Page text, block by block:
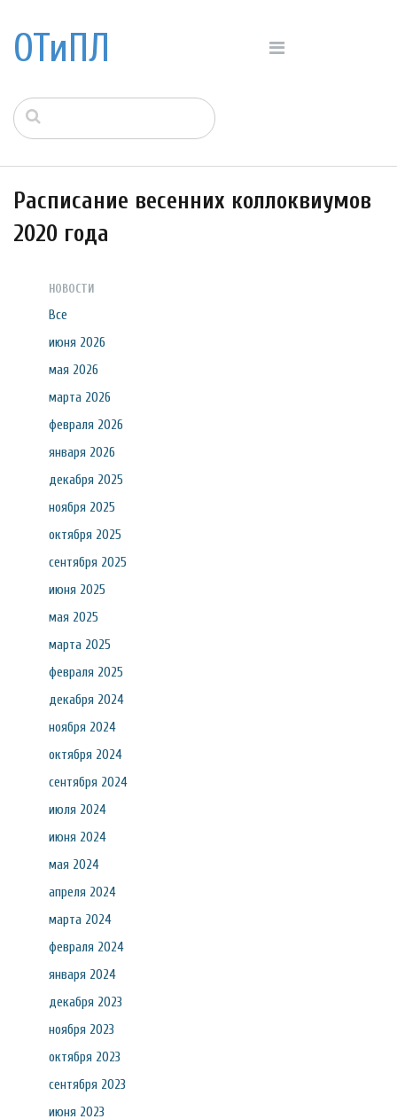
ОТиПЛ
Расписание весенних коллоквиумов
2020 года
НОВОСТИ
Все
июня 2026
мая 2026
марта 2026
февраля 2026
января 2026
декабря 2025
ноября 2025
октября 2025
сентября 2025
июня 2025
мая 2025
марта 2025
февраля 2025
декабря 2024
ноября 2024
октября 2024
сентября 2024
июля 2024
июня 2024
мая 2024
апреля 2024
марта 2024
февраля 2024
января 2024
декабря 2023
ноября 2023
октября 2023
сентября 2023
июня 2023